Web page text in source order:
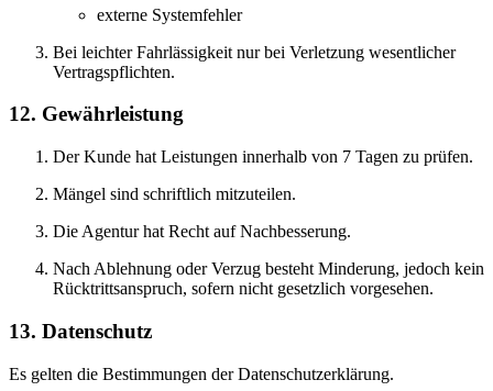
externe Systemfehler
Bei leichter Fahrlässigkeit nur bei Verletzung wesentlicher
Vertragspflichten.
12. Gewährleistung
Der Kunde hat Leistungen innerhalb von 7 Tagen zu prüfen.
Mängel sind schriftlich mitzuteilen.
Die Agentur hat Recht auf Nachbesserung.
Nach Ablehnung oder Verzug besteht Minderung, jedoch kein
Rücktrittsanspruch, sofern nicht gesetzlich vorgesehen.
13. Datenschutz
Es gelten die Bestimmungen der Datenschutzerklärung.